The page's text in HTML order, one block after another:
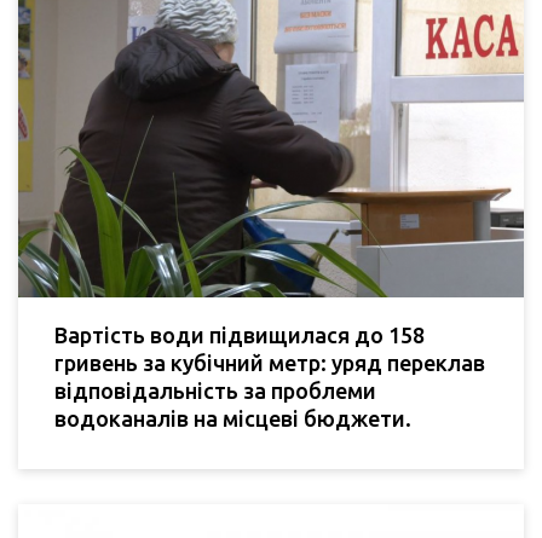
Вартість води підвищилася до 158
гривень за кубічний метр: уряд переклав
відповідальність за проблеми
водоканалів на місцеві бюджети.